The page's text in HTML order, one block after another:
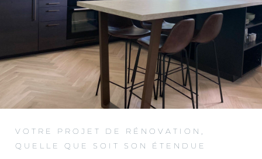
VOTRE PROJET DE RÉNOVATION,
QUELLE QUE SOIT SON ÉTENDUE